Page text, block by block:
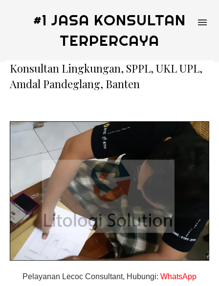
#1 JASA KONSULTAN
TERPERCAYA
Konsultan Lingkungan, SPPL, UKL UPL,
Amdal Pandeglang, Banten
Pelayanan Lecoc Consultant, Hubungi: WhatsApp